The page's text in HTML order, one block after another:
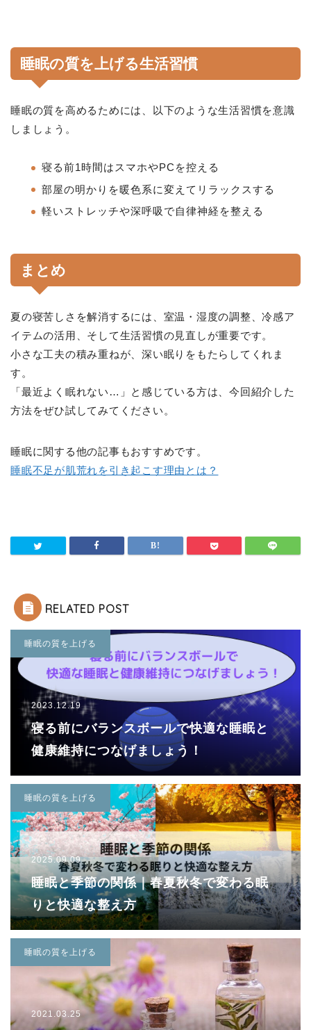
睡眠の質を上げる生活習慣
睡眠の質を高めるためには、以下のような生活習慣を意識
しましょう。
寝る前1時間はスマホやPCを控える
部屋の明かりを暖色系に変えてリラックスする
軽いストレッチや深呼吸で自律神経を整える
まとめ
夏の寝苦しさを解消するには、室温・湿度の調整、冷感ア
イテムの活用、そして生活習慣の見直しが重要です。
小さな工夫の積み重ねが、深い眠りをもたらしてくれま
す。
「最近よく眠れない…」と感じている方は、今回紹介した
方法をぜひ試してみてください。
睡眠に関する他の記事もおすすめです。
睡眠不足が肌荒れを引き起こす理由とは？
RELATED POST
睡眠の質を上げる
2023.12.19
寝る前にバランスボールで快適な睡眠と
健康維持につなげましょう！
睡眠の質を上げる
2025.09.09
睡眠と季節の関係｜春夏秋冬で変わる眠
りと快適な整え方
睡眠の質を上げる
2021.03.25